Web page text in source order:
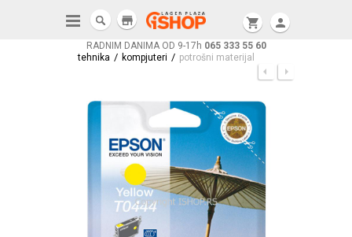
RADNIM DANIMA OD 9-17h 065 333 55 60
shopping_cart person
store
tehnika / kompjuteri / potrošni materijal